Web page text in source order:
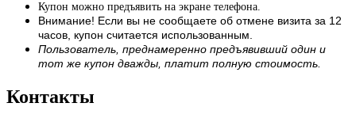
Купон можно предъявить на экране телефона.
Внимание! Если вы не сообщаете об отмене визита за 12
часов, купон считается использованным.
Пользователь, преднамеренно предъявивший один и
тот же купон дважды, платит полную стоимость.
Контакты